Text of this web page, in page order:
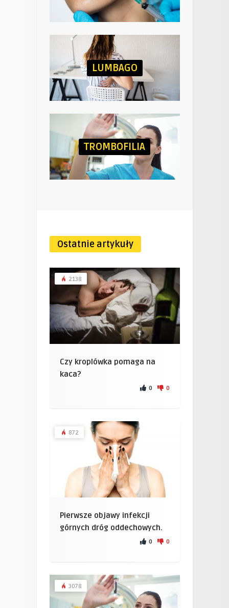
LUMBAGO
TROMBOFILIA
Ostatnie artykuły
2138
Czy kroplówka pomaga na
kaca?
0 0
872
Pierwsze objawy infekcji
górnych dróg oddechowych.
0 0
3078